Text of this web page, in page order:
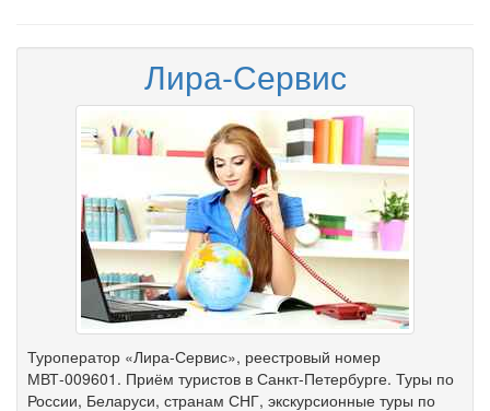
Лира-Сервис
Туроператор «Лира-Сервис», реестровый номер
МВТ-009601. Приём туристов в Санкт-Петербурге. Туры по
России, Беларуси, странам СНГ, экскурсионные туры по